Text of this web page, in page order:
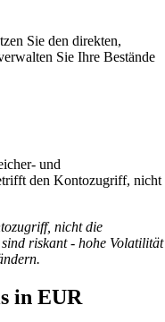
Sie den direkten,
Sie Ihre Bestände
und
den Kontozugriff, nicht
nicht die
riskant - hohe Volatilität
in EUR